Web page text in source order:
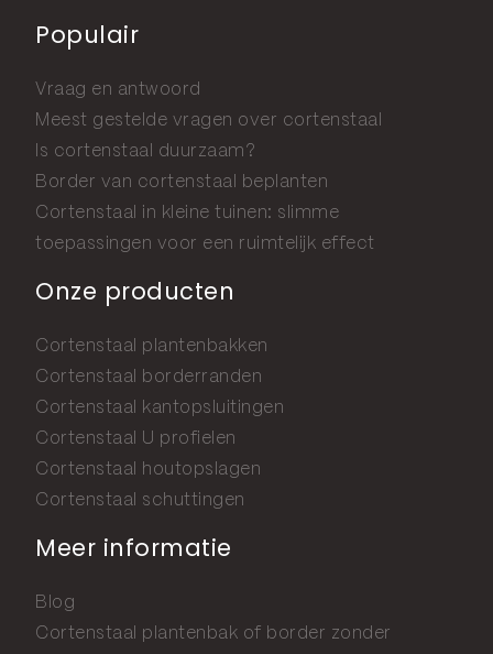
Populair
Vraag en antwoord
Meest gestelde vragen over cortenstaal
Is cortenstaal duurzaam?
Border van cortenstaal beplanten
Cortenstaal in kleine tuinen: slimme
toepassingen voor een ruimtelijk effect
Onze producten
Cortenstaal plantenbakken
Cortenstaal borderranden
Cortenstaal kantopsluitingen
Cortenstaal U profielen
Cortenstaal houtopslagen
Cortenstaal schuttingen
Meer informatie
Blog
Cortenstaal plantenbak of border zonder